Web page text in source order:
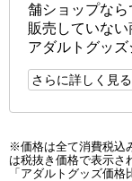
舗ショップな
販売していな
アダルトグッズ
さらに詳しく見る
※価格は全て消費税込
は税抜き価格で表示さ
「アダルトグッズ価